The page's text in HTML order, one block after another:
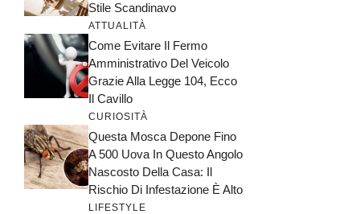
Stile Scandinavo
ATTUALITÀ
Come Evitare Il Fermo
Amministrativo Del Veicolo
Grazie Alla Legge 104, Ecco
Il Cavillo
CURIOSITÀ
Questa Mosca Depone Fino
A 500 Uova In Questo Angolo
Nascosto Della Casa: Il
Rischio Di Infestazione È Alto
LIFESTYLE